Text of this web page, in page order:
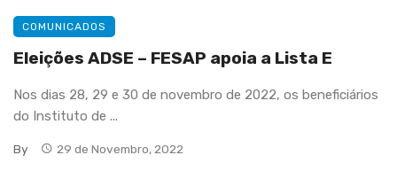
COMUNICADOS
Eleições ADSE – FESAP apoia a Lista E
Nos dias 28, 29 e 30 de novembro de 2022, os beneficiários
do Instituto de ...
By 29 de Novembro, 2022